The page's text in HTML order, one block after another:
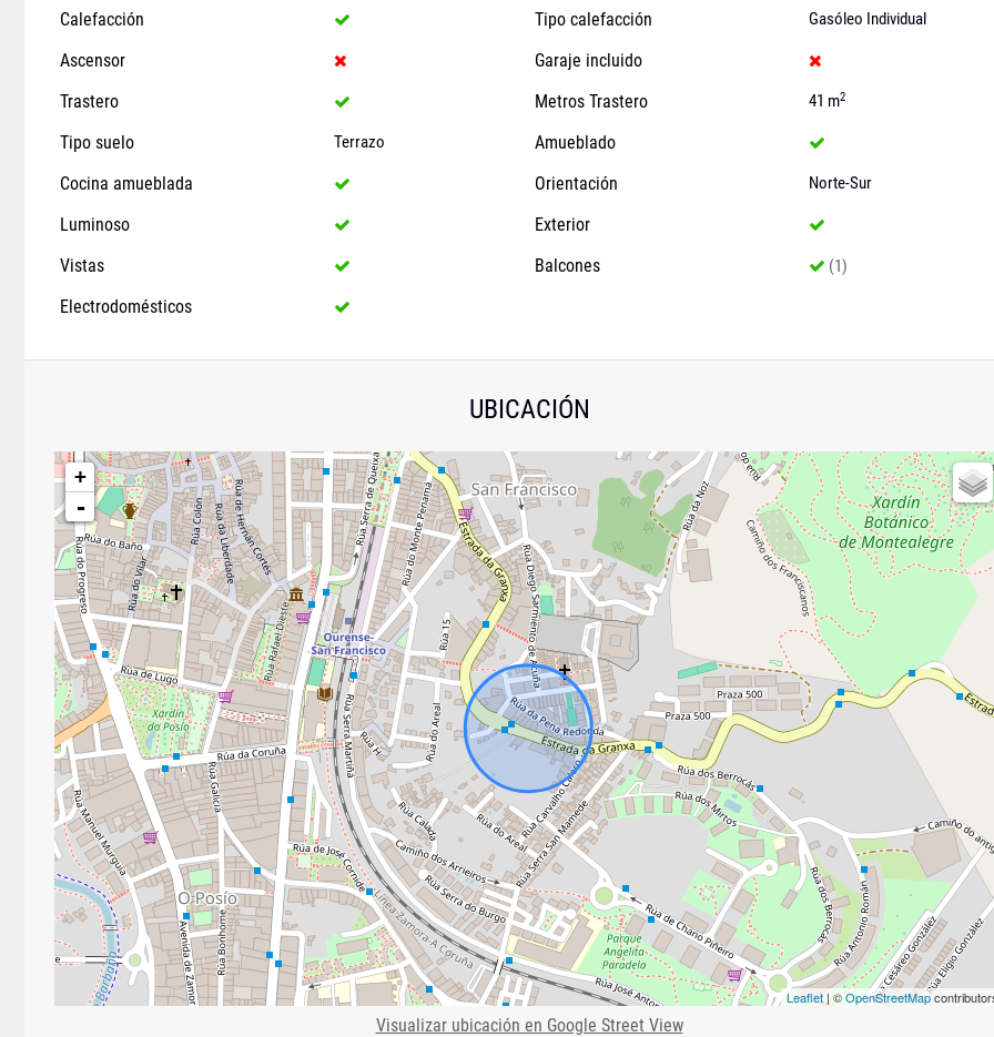
Calefacción Tipo calefacción Gasóleo Individual
Ascensor
Garaje incluido
Trastero
Metros Trastero 41 m2
Tipo suelo Terrazo
Amueblado
Cocina amueblada
Orientación Norte-Sur
Luminoso
Exterior
Vistas
Balcones (1)
Electrodomésticos
UBICACIÓN
+
-
Leaflet| ©OpenStreetMap
Visualizar ubicación en Google Street View